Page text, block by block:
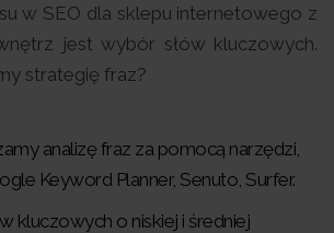
w SEO dla sklepu internetowego z
jest wybór słów kluczowych.
strategię fraz?
analizę fraz za pomocą narzędzi,
Keyword Planner, Senuto, Surfer.
kluczowych o niskiej i średniej